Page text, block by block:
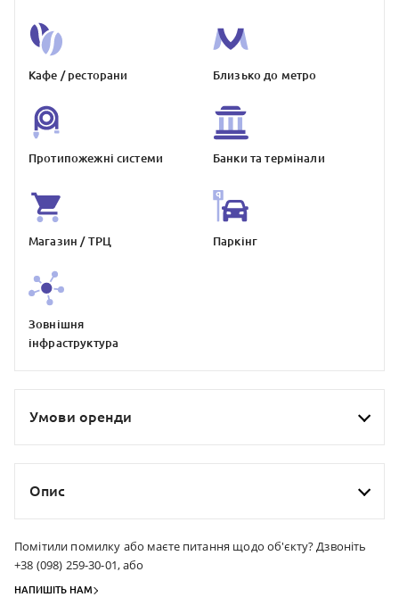
Кафе / ресторани Близько до метро
Протипожежнi системи Банки та термiнали
Магазин / ТРЦ Паркiнг
Зовнiшня
iнфраструктура
Умови оренди
Опис
Помітили помилку або маєте питання щодо об'єкту? Дзвоніть
+38 (098) 259-30-01, або
НАПИШІТЬ НАМ